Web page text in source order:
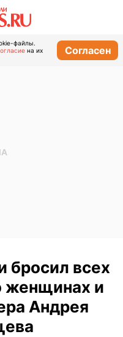
файлы.
на их
Согласен
бросил всех
женщинах и
Андрея